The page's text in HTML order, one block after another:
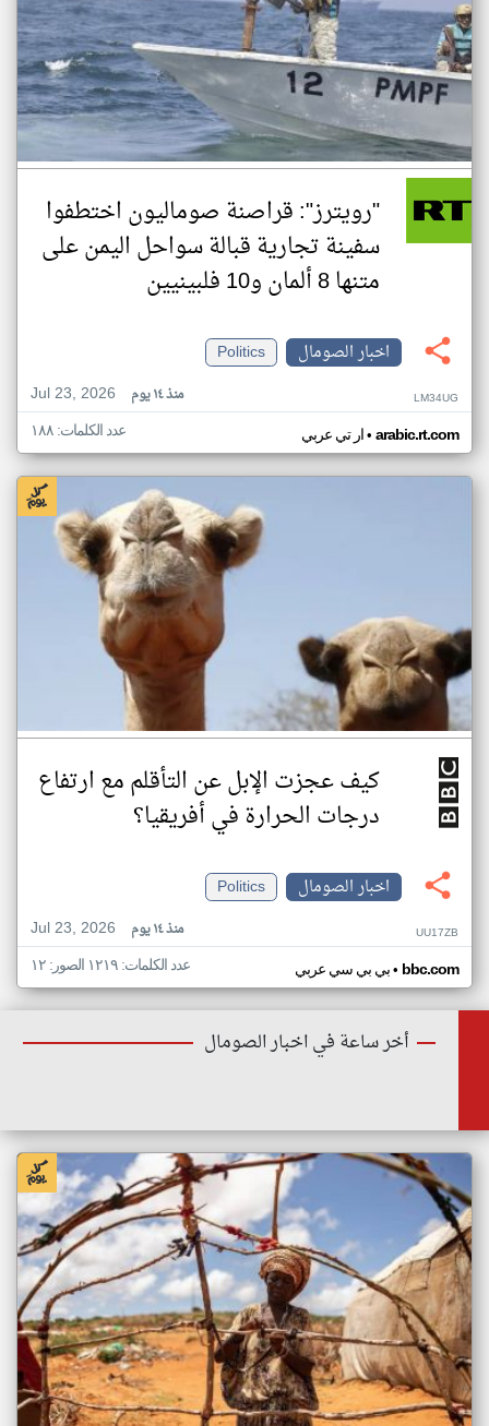
"رويترز": قراصنة صوماليون اختطفوا
سفينة تجارية قبالة سواحل اليمن على
متنها 8 ألمان و10 فلبينيين
اخبار الصومال
Politics
Jul 23, 2026
منذ ١٤ يوم LM34UG
ار تي عربي• arabic.rt.com عدد الكلمات: ١٨٨
كيف عجزت الإبل عن التأقلم مع ارتفاع
درجات الحرارة في أفريقيا؟
اخبار الصومال
Politics
Jul 23, 2026
منذ ١٤ يوم UU17ZB
بي بي سي عربي• bbc.com عدد الكلمات: ١٢١٩ الصور: ١٢
أخر ساعة في اخبار الصومال